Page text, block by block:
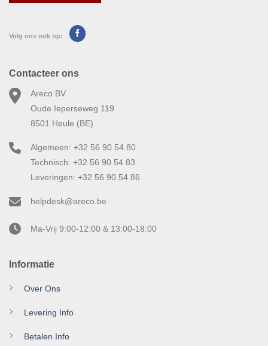
Volg ons ook op:
Informatie
Over Ons
Levering Info
Betalen Info
Contacteer ons
Areco BV
Oude Ieperseweg 119
8501 Heule (BE)
Algemeen: +32 56 90 54 80
Technisch: +32 56 90 54 83
Leveringen: +32 56 90 54 86
helpdesk@areco.be
Ma-Vrij 9:00-12:00 & 13:00-18:00